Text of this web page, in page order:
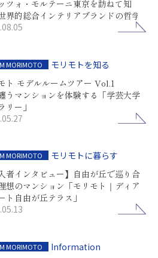
ツォ・モルテーニ東京を訪ねて知
界的総合インテリアブランドの哲学
MORIMOTO
モリモトを知る
ト モデルルームツアー Vol.1
うマンションを体験する「学芸大学
リー」
MORIMOTO
モリモトに暮らす
者インタビュー】自由が丘で巡り合
想のマンション「モリモト｜ディア
ト自由が丘テラス」
MORIMOTO
Information